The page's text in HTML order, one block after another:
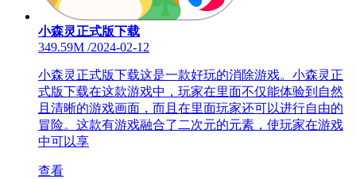
小森灵正式版下载
349.59M /2024-02-12
小森灵正式版下载这是一款好玩的消除游戏。小森灵正
式版下载在这款游戏中，玩家在里面不仅能体验到自然
且清晰的游戏画面，而且在里面玩家还可以进行自由的
冒险。这款有游戏融合了二次元的元素，使玩家在游戏
中可以享
查看